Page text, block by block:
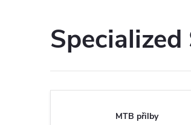
MTB přilby